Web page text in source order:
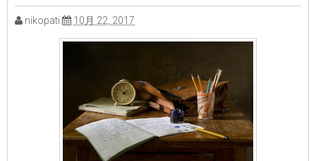
nikopati 10月 22, 2017